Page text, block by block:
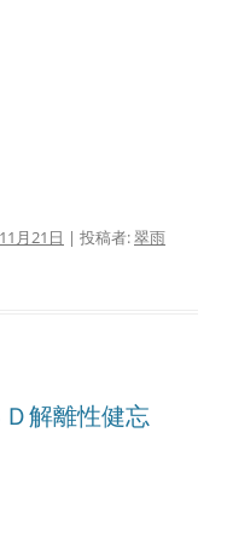
月21日 | 投稿者:翠雨
解離性健忘